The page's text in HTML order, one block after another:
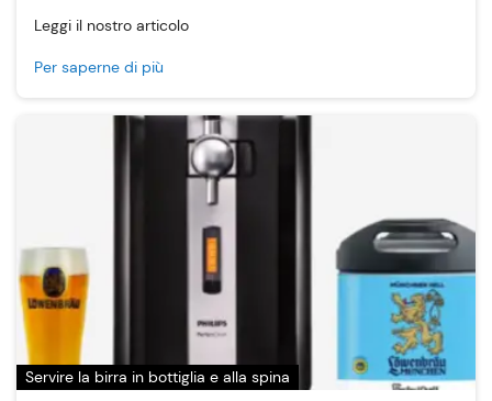
Leggi il nostro articolo
Per saperne di più
Servire la birra in bottiglia e alla spina